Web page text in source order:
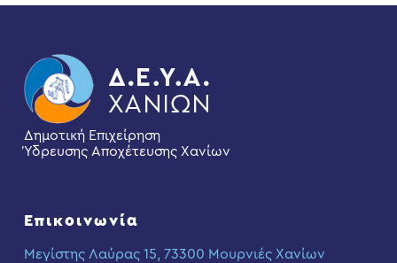
Δημοτική Επιχείρηση
Ύδρευσης Αποχέτευσης Χανίων
Επικοινωνία
Μεγίστης Λαύρας 15, 73300 Μουρνιές Χανίων